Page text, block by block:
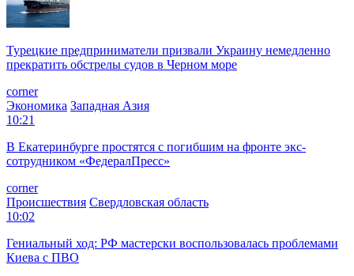
Турецкие предприниматели призвали Украину немедленно
прекратить обстрелы судов в Черном море
corner
Экономика Западная Азия
10:21
В Екатеринбурге простятся с погибшим на фронте экс-
сотрудником «ФедералПресс»
corner
Происшествия Свердловская область
10:02
Гениальный ход: РФ мастерски воспользовалась проблемами
Киева с ПВО